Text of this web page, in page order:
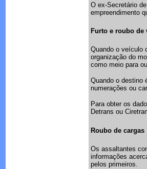
O ex-Secretário
empreendimento
Furto e roubo de
Quando o veículo
organização do
como meio para
Quando o destino
numerações ou
Para obter os
Detrans ou
Roubo de cargas
Os assaltantes
informações
pelos primeiros.